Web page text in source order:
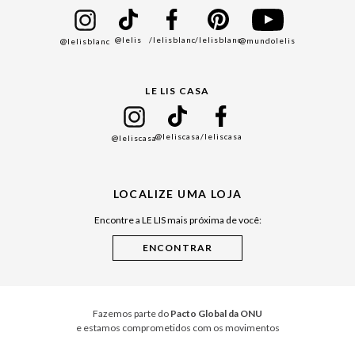
Black Friday
Cuidados Casa
@lelisblanc @lelis /lelisblanc/lelisblanc@mundolelis
LE LIS CASA
@leliscasa@leliscasa/leliscasa
LOCALIZE UMA LOJA
Encontre a LE LIS mais próxima de você:
Fazemos parte do Pacto Global da ONU
e estamos comprometidos com os movimentos